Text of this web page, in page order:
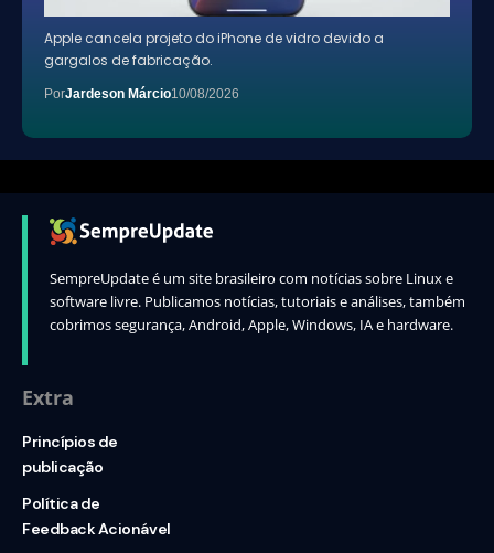
Apple cancela projeto do iPhone de vidro devido a
gargalos de fabricação.
PorJardeson Márcio10/08/2026
SempreUpdate é um site brasileiro com notícias sobre Linux e
software livre. Publicamos notícias, tutoriais e análises, também
cobrimos segurança, Android, Apple, Windows, IA e hardware.
Extra
Princípios de
publicação
Política de
Feedback Acionável